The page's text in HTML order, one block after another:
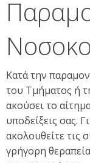
Κατά την
του Τμήματος ή
ακούσει το
υποδείξεις σας.
ακολουθείτε τις
γρήγορη